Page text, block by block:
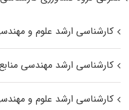
کارشناسی ارشد علوم و
کارشناسی ارشد مهندسی
کارشناسی ارشد علوم و